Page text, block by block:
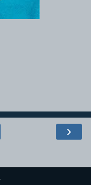
›